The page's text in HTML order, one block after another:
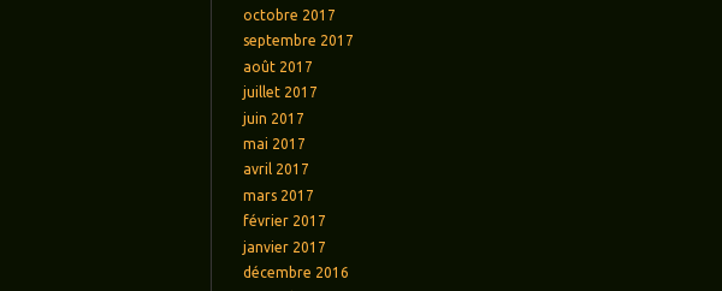
octobre 2017
septembre 2017
août 2017
juillet 2017
juin 2017
mai 2017
avril 2017
mars 2017
février 2017
janvier 2017
décembre 2016